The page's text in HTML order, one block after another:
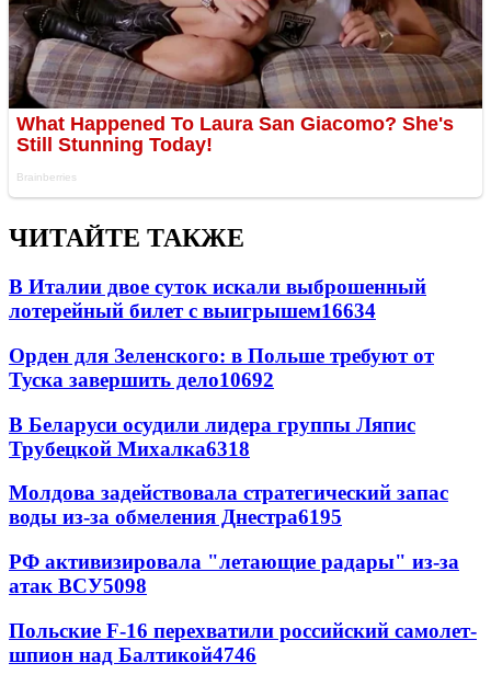
ЧИТАЙТЕ ТАКЖЕ
В Италии двое суток искали выброшенный
лотерейный билет с выигрышем16634
Орден для Зеленского: в Польше требуют от
Туска завершить дело10692
В Беларуси осудили лидера группы Ляпис
Трубецкой Михалка6318
Молдова задействовала стратегический запас
воды из-за обмеления Днестра6195
РФ активизировала "летающие радары" из-за
атак ВСУ5098
Польские F-16 перехватили российский самолет-
шпион над Балтикой4746